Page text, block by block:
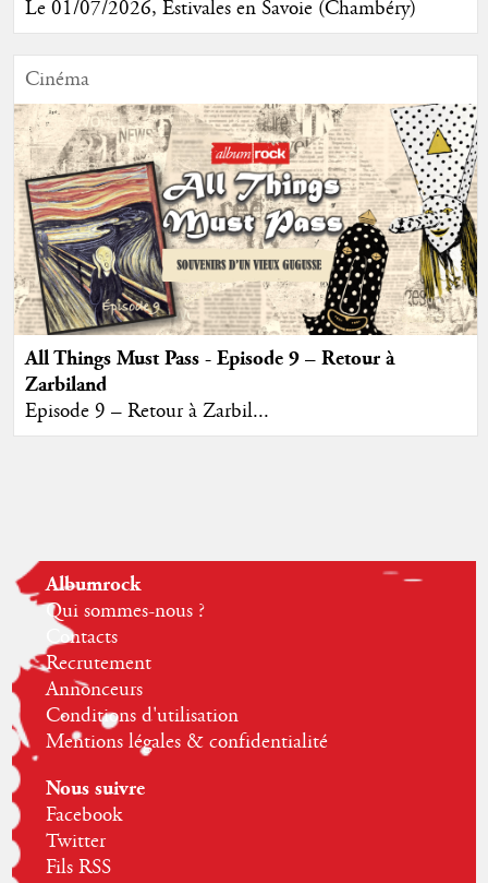
Le 01/07/2026, Estivales en Savoie (Chambéry)
Cinéma
All Things Must Pass - Episode 9 – Retour à
Zarbiland
Episode 9 – Retour à Zarbil...
Albumrock
Qui sommes-nous ?
Contacts
Recrutement
Annonceurs
Conditions d'utilisation
Mentions légales & confidentialité
Nous suivre
Facebook
Twitter
Fils RSS